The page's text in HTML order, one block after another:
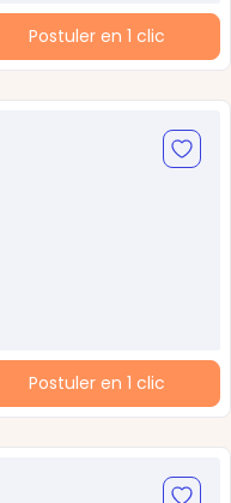
Postuler en 1 clic
Postuler en 1 clic